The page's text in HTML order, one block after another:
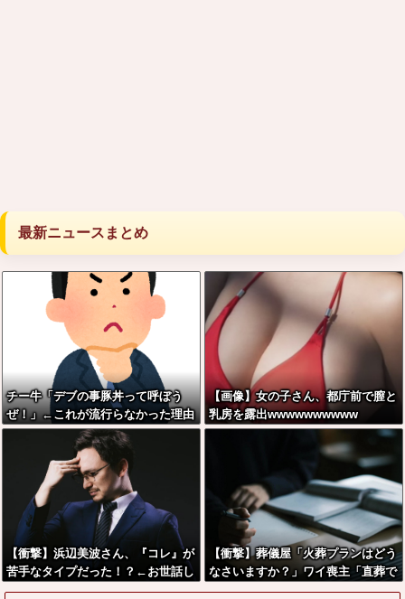
最新ニュースまとめ
チー牛「デブの事豚丼って呼ぼう
ぜ！」←これが流行らなかった理由
【画像】女の子さん、都庁前で膣と
乳房を露出wwwwwwwwww
【衝撃】浜辺美波さん、『コレ』が
苦手なタイプだった！？←お世話し
てあげたい弱男が大量沸きしてしま
【衝撃】葬儀屋「火葬プランはどう
なさいますか？」ワイ喪主「直葬で
(即答)」→結果ァw w w w w w w w